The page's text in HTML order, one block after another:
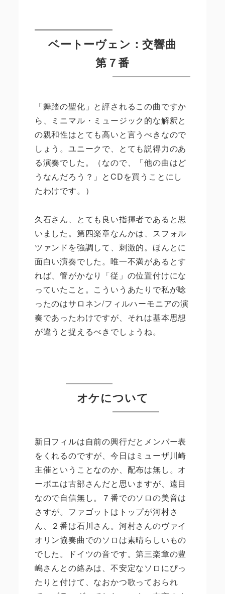
ベートーヴェン：交響曲
第７番
「舞踏の聖化」と評されるこの曲ですか
ら、ミニマル・ミュージック的な解釈と
の親和性はとても高いと言うべきなので
しょう。ユニークで、とても説得力のあ
る演奏でした。（なので、「他の曲はど
うなんだろう？」とCDを買うことにし
たわけです。）
久石さん、とても良い指揮者であると思
いました。第四楽章なんかは、スフォル
ツァンドを強調して、刺激的。ほんとに
面白い演奏でした。唯一不満があるとす
れば、管がかなり「従」の位置付けにな
っていたこと。こういうあたりで私が唸
ったのはサロネン/フィルハーモニアの演
奏であったわけですが、それは基本思想
が違うと捉えるべきでしょうね。
オケについて
新日フィルは自前の興行だとメンバー表
をくれるのですが、今日はミューザ川崎
主催ということなのか、配布は無し。オ
ーボエは古部さんだと思いますが、遠目
なので自信無し。７番でのソロの美音は
さすが。ファゴットはトップが河村さ
ん、２番は石川さん。河村さんのヴァイ
オリン協奏曲でのソロは素晴らしいもの
でした。ドイツの音です。第三楽章の豊
嶋さんとの絡みは、不安定なソロにぴっ
たりと付けて、なおかつ歌っておられ